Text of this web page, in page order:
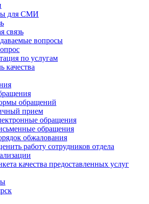
для СМИ
связь
вопросы
по услугам
качества
обращений
прием
обращения
обращения
обжалования
работу сотрудников отдела
качества предоставленных услуг